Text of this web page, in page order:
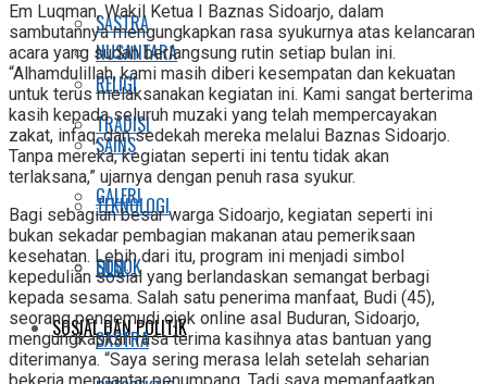
SASTRA
RELIGI
SAINS
TEKNOLOGI
SOSOK
SOSIAL DAN POLITIK
NUSANTARA
TRADISI
GALERI
FILM
SASTRA
Em Luqman, Wakil Ketua I Baznas Sidoarjo, dalam
sambutannya mengungkapkan rasa syukurnya atas kelancaran
acara yang sudah berlangsung rutin setiap bulan ini.
“Alhamdulillah, kami masih diberi kesempatan dan kekuatan
untuk terus melaksanakan kegiatan ini. Kami sangat berterima
kasih kepada seluruh muzaki yang telah mempercayakan
zakat, infaq, dan sedekah mereka melalui Baznas Sidoarjo.
Tanpa mereka, kegiatan seperti ini tentu tidak akan
terlaksana,” ujarnya dengan penuh rasa syukur.
Bagi sebagian besar warga Sidoarjo, kegiatan seperti ini
bukan sekadar pembagian makanan atau pemeriksaan
kesehatan. Lebih dari itu, program ini menjadi simbol
kepedulian sosial yang berlandaskan semangat berbagi
kepada sesama. Salah satu penerima manfaat, Budi (45),
seorang pengemudi ojek online asal Buduran, Sidoarjo,
mengungkapkan rasa terima kasihnya atas bantuan yang
diterimanya. “Saya sering merasa lelah setelah seharian